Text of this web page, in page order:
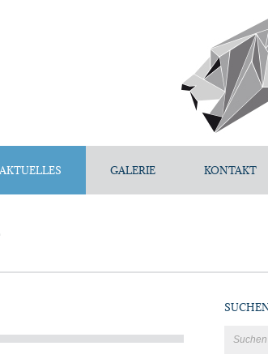
AKTUELLES GALERIE KONTAKT